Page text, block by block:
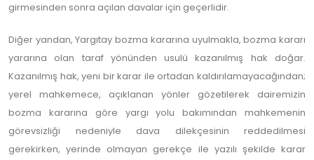
girmesinden sonra açılan davalar için geçerlidir.
Diğer yandan, Yargıtay bozma kararına uyulmakla, bozma kararı
yararına olan taraf yönünden usulü kazanılmış hak doğar.
Kazanılmış hak, yeni bir karar ile ortadan kaldırılamayacağından;
yerel mahkemece, açıklanan yönler gözetilerek dairemizin
bozma kararına göre yargı yolu bakımından mahkemenin
görevsizliği nedeniyle dava dilekçesinin reddedilmesi
gerekirken, yerinde olmayan gerekçe ile yazılı şekilde karar